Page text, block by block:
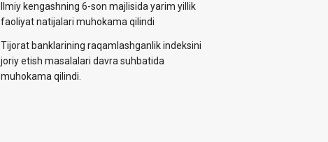
Ilmiy kengashning 6-son majlisida yarim yillik
faoliyat natijalari muhokama qilindi
Tijorat banklarining raqamlashganlik indeksini
joriy etish masalalari davra suhbatida
muhokama qilindi.